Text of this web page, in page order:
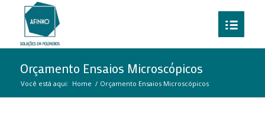
Orçamento Ensaios Microscópicos
Você está aqui: Home / Orçamento Ensaios Microscópicos